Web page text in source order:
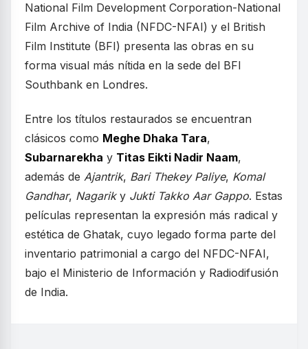
National Film Development Corporation-National
Film Archive of India (NFDC-NFAI) y el British
Film Institute (BFI) presenta las obras en su
forma visual más nítida en la sede del BFI
Southbank en Londres.
Entre los títulos restaurados se encuentran
clásicos como Meghe Dhaka Tara,
Subarnarekha y Titas Eikti Nadir Naam,
además de Ajantrik, Bari Thekey Paliye, Komal
Gandhar, Nagariky Jukti Takko Aar Gappo. Estas
películas representan la expresión más radical y
estética de Ghatak, cuyo legado forma parte del
inventario patrimonial a cargo del NFDC-NFAI,
bajo el Ministerio de Información y Radiodifusión
de India.